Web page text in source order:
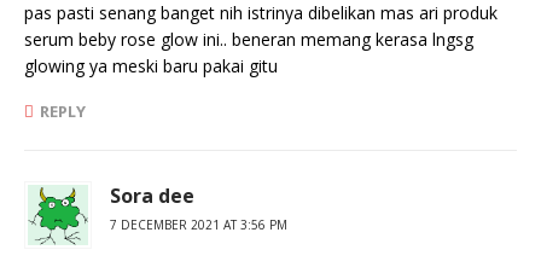
pas pasti senang banget nih istrinya dibelikan mas ari produk
serum beby rose glow ini.. beneran memang kerasa lngsg
glowing ya meski baru pakai gitu
REPLY
Sora dee
7 DECEMBER 2021 AT 3:56 PM